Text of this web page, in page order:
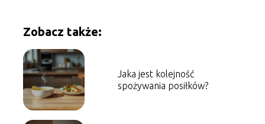
Zobacz także:
Jaka jest kolejność
spożywania posiłków?